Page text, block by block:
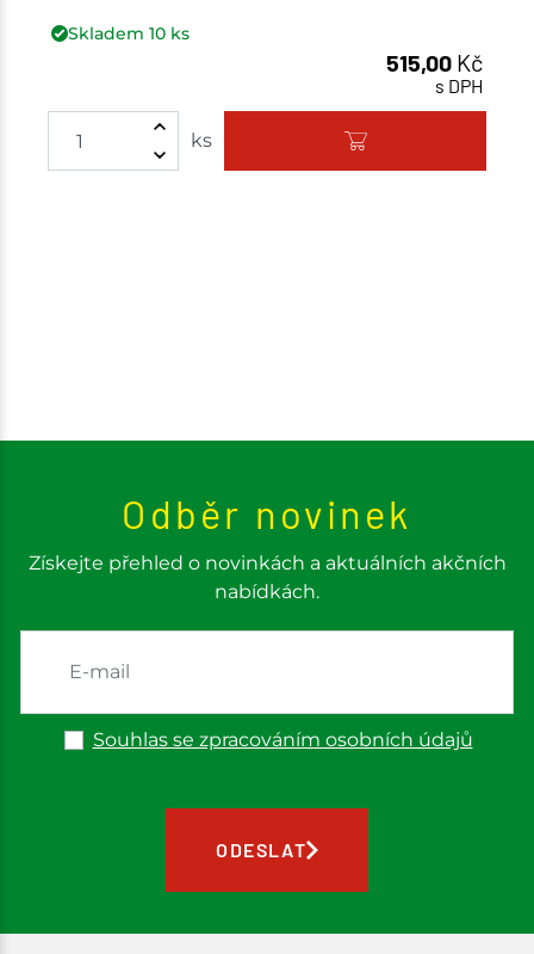
Skladem 10ks
515,00 Kč
s DPH
ks
Odběr novinek
Získejte přehled o novinkách a aktuálních akčních
nabídkách.
Souhlas se zpracováním osobních údajů
ODESLAT